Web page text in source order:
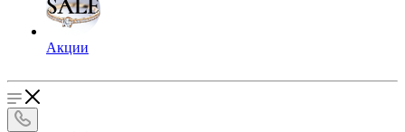
Акции